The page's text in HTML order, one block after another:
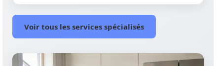
Voir tous les services spécialisés